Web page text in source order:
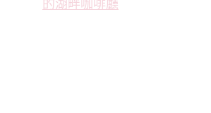
的湖畔咖啡廳